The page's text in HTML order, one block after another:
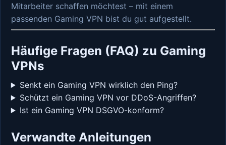
Mitarbeiter schaffen möchtest – mit einem
passenden Gaming VPN bist du gut aufgestellt.
Häufige Fragen (FAQ) zu Gaming
VPNs
Senkt ein Gaming VPN wirklich den Ping?
Schützt ein Gaming VPN vor DDoS-Angriffen?
Ist ein Gaming VPN DSGVO-konform?
Verwandte Anleitungen